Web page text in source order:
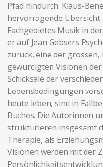
Pfad hindurch. Klaus-
hervorragende Übersicht
Fachgebietes Musik in
er auf Jean Gebsers
zurück, eine der
gewürdigten Visionen
Schicksale der
Lebensbedingungen
heute leben, sind in
Buches. Die Autorinnen
strukturieren insgesamt
Therapie, als
Visionen werden mit der